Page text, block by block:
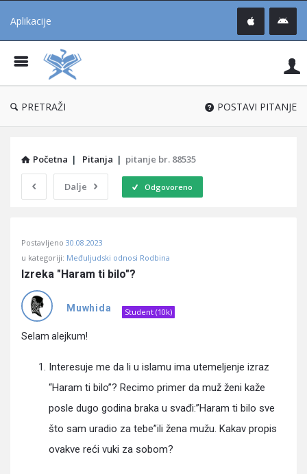
Aplikacije
®
PRETRAŽI POSTAVI PITANJE
Početna | Pitanja | pitanje br. 88535
Dalje Odgovoreno
Učene
Latest
Pitanja
Postavljeno 30.08.2023
u kategoriji: Međuljudski odnosi Rodbina
Izreka "Haram ti bilo"?
Muwhida Student (10k)
Selam alejkum!
Interesuje me da li u islamu ima utemeljenje izraz
“Haram ti bilo”? Recimo primer da muž ženi kaže
posle dugo godina braka u svađi:”Haram ti bilo sve
što sam uradio za tebe”ili žena mužu. Kakav propis
ovakve reći vuki za sobom?